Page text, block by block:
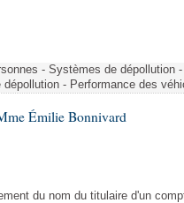
- Systèmes de dépollution
- Performance des
Émilie Bonnivard
du nom du titulaire d'un